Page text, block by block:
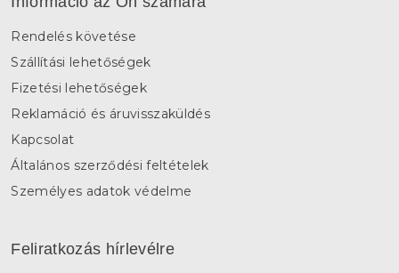
Rendelés követése
Szállítási lehetőségek
Fizetési lehetőségek
Reklamáció és áruvisszaküldés
Kapcsolat
Általános szerződési feltételek
Személyes adatok védelme
Feliratkozás hírlevélre